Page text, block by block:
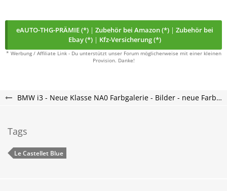
eAUTO-THG-PRÄMIE (*) | Zubehör bei Amazon (*) | Zubehör bei
Ebay (*) | Kfz-Versicherung (*)
* Werbung / Affiliate Link - Du unterstützt unser Forum möglicherweise mit einer kleinen
Provision. Danke!
BMW i3 - Neue Klasse NA0 Farbgalerie - Bilder - neue Farben
Tags
Le Castellet Blue